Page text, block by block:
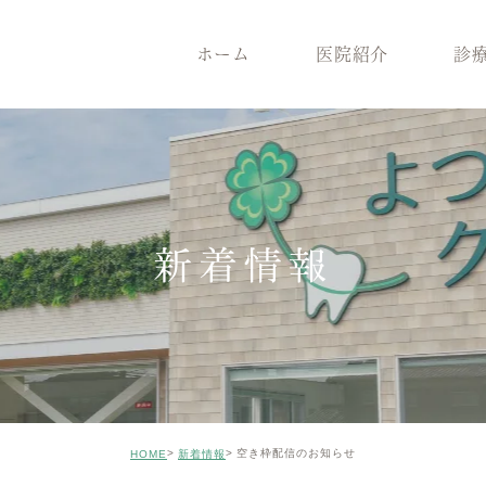
ホーム 医院紹介
院長紹介
医院コンセプト クリニックの特徴
設備機器 症例のご紹介
診
診療案内 一般歯
根管治療 インプ
メンテナンス 審美治
矯正歯科 小児歯
ホワイトニング ICON
親知らずの抜歯
新着情報
HOME 新着情報 空き枠配信のお知らせ